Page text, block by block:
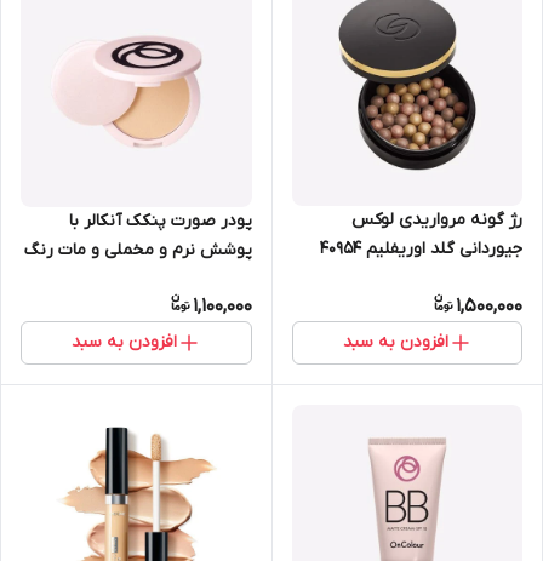
رژ گونه مرواریدی لوکس
جیوردانی گلد اوریفلیم 40954
1,500,000
افزودن به سبد
پودر صورت پنکک آنکالر با
پوشش نرم و مخملی و مات رنگ
1,100,000
افزودن به سبد